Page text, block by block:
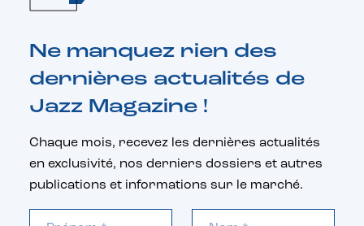
Ne manquez rien des
dernières actualités de
Jazz Magazine !
Chaque mois, recevez les dernières actualités
en exclusivité, nos derniers dossiers et autres
publications et informations sur le marché.